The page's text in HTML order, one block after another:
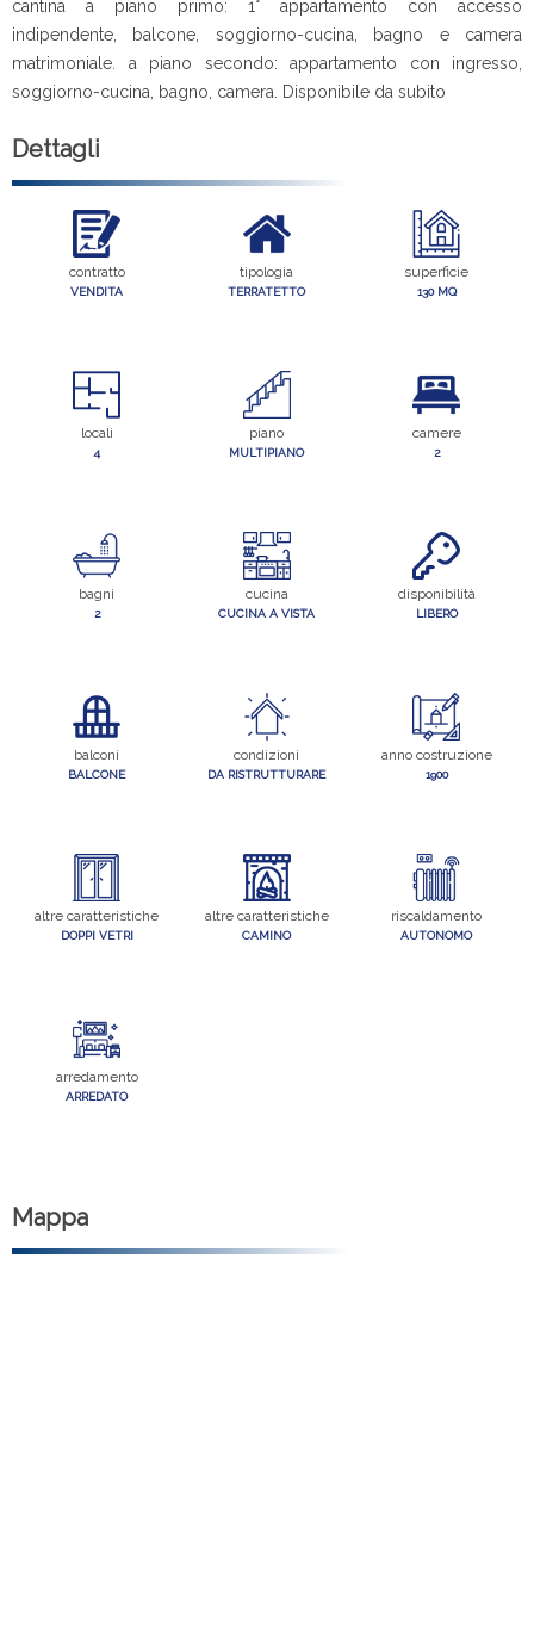
cantina a piano primo: 1° appartamento con accesso
indipendente, balcone, soggiorno-cucina, bagno e camera
matrimoniale. a piano secondo: appartamento con ingresso,
soggiorno-cucina, bagno, camera. Disponibile da subito
Dettagli
contratto
VENDITA
tipologia
TERRATETTO
superficie
130 MQ
locali
4
piano
MULTIPIANO
camere
2
bagni
2
cucina
CUCINA A VISTA
disponibilità
LIBERO
balconi
BALCONE
condizioni
DA RISTRUTTURARE
anno costruzione
1900
altre caratteristiche
DOPPI VETRI
altre caratteristiche
CAMINO
riscaldamento
AUTONOMO
arredamento
ARREDATO
Mappa